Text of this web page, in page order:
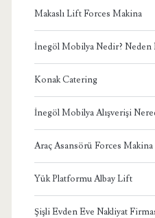
Makaslı Lift Forces Makina
İnegöl Mobilya Nedir? Neden
Konak Catering
İnegöl Mobilya Alışverişi
Araç Asansörü Forces Makina
Yük Platformu Albay Lift
Şişli Evden Eve Nakliyat